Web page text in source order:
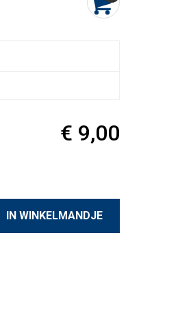
€ 9,00